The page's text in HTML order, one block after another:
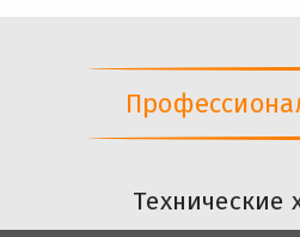
Технические